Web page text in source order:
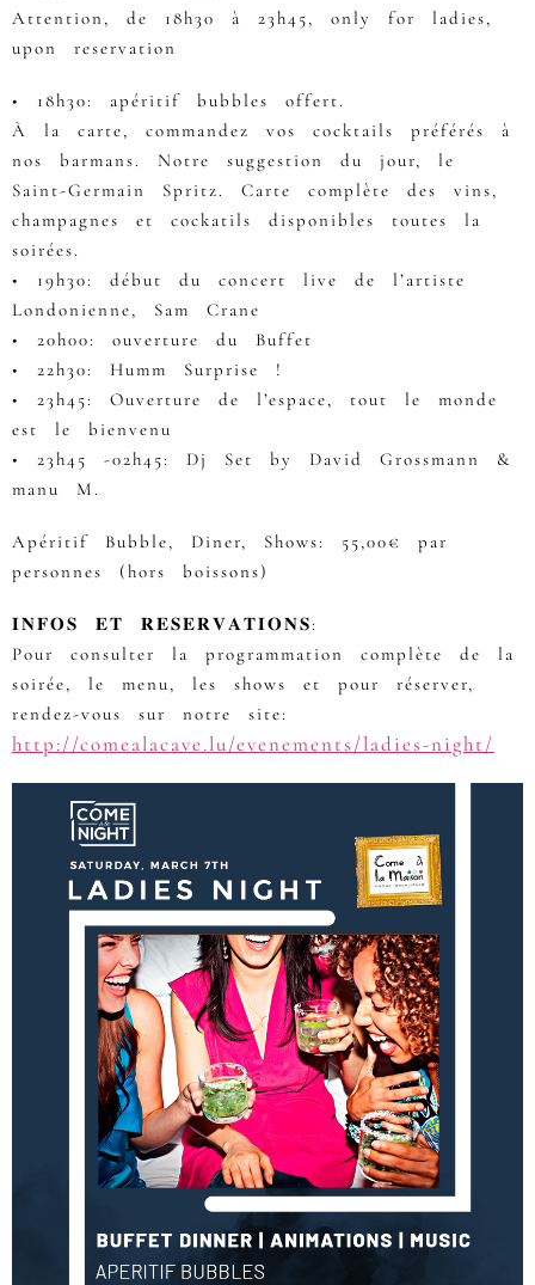
Attention, de 18h30 à 23h45, only for ladies,
upon reservation
• 18h30: apéritif bubbles offert.
À la carte, commandez vos cocktails préférés à
nos barmans. Notre suggestion du jour, le
Saint-Germain Spritz. Carte complète des vins,
champagnes et cockatils disponibles toutes la
soirées.
• 19h30: début du concert live de l’artiste
Londonienne, Sam Crane
• 20h00: ouverture du Buffet
• 22h30: Humm Surprise !
• 23h45: Ouverture de l’espace, tout le monde
est le bienvenu
• 23h45 -02h45: Dj Set by David Grossmann &
manu M.
Apéritif Bubble, Diner, Shows: 55,00€ par
personnes (hors boissons)
𝐈𝐍𝐅𝐎𝐒 𝐄𝐓 𝐑𝐄𝐒𝐄𝐑𝐕𝐀𝐓𝐈𝐎𝐍𝐒:
Pour consulter la programmation complète de la
soirée, le menu, les shows et pour réserver,
rendez-vous sur notre site:
http://comealacave.lu/evenements/ladies-night/